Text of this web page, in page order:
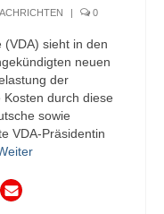
| 0
(VDA) sieht in den
neuen
der
durch diese
sowie
VDA-Präsidentin